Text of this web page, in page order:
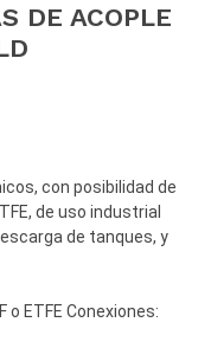
DE ACOPLE
con posibilidad de
de uso industrial
de tanques, y
o ETFE Conexiones: